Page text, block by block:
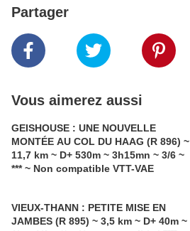
Partager
Vous aimerez aussi
GEISHOUSE : UNE NOUVELLE
MONTÉE AU COL DU HAAG (R 896) ~
11,7 km ~ D+ 530m ~ 3h15mn ~ 3/6 ~
*** ~ Non compatible VTT-VAE
VIEUX-THANN : PETITE MISE EN
JAMBES (R 895) ~ 3,5 km ~ D+ 40m ~